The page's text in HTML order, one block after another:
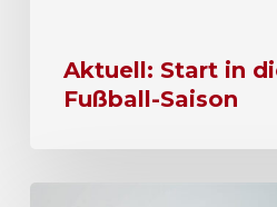
Aktuell: Start in
Fußball-Saison